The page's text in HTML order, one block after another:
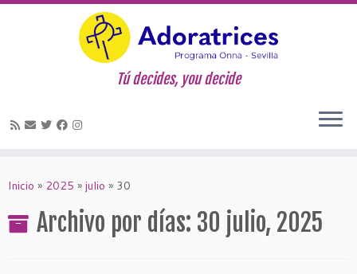
Tú decides, you decide
Inicio » 2025 » julio » 30
Archivo por días: 30 julio, 2025